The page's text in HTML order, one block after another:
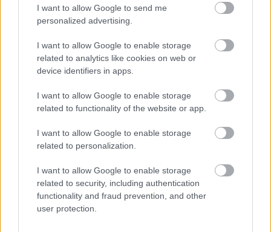
I want to allow Google to send me
personalized advertising.
I want to allow Google to enable storage
related to analytics like cookies on web or
device identifiers in apps.
I want to allow Google to enable storage
related to functionality of the website or app.
I want to allow Google to enable storage
related to personalization.
I want to allow Google to enable storage
related to security, including authentication
functionality and fraud prevention, and other
user protection.
ΣΗΜΕΡΑ ΣΤΟ IATRONET.GR
Φρούτα, σακχαρώδης διαβήτης και καλοκαίρι